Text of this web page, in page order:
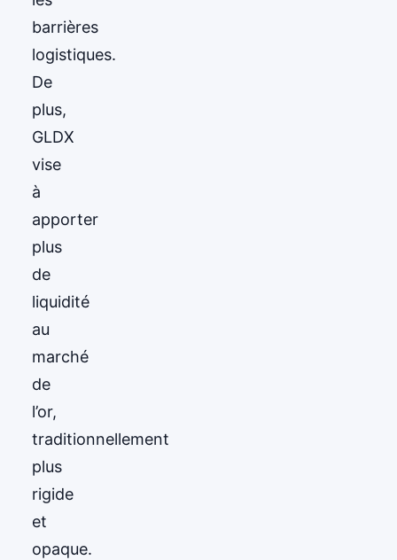
barrières
logistiques.
De
plus,
GLDX
vise
à
apporter
plus
de
liquidité
au
marché
de
l’or,
traditionnellement
plus
rigide
et
opaque.